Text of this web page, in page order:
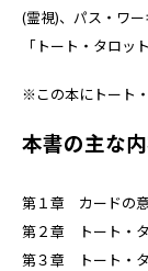
(霊視)、パス・ワ
「トート・タロッ
※この本にトート
本書の主な
第１章 カードの
第２章 トート・
第３章 トート・